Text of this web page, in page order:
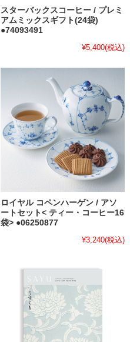
スターバックスコーヒー / プレミ
アムミックスギフト(24袋)
●74093491
¥5,400(税込)
ロイヤル コペンハーゲン / アソ
ートセット< ティー・コーヒー16
袋> ●06250877
¥3,240(税込)